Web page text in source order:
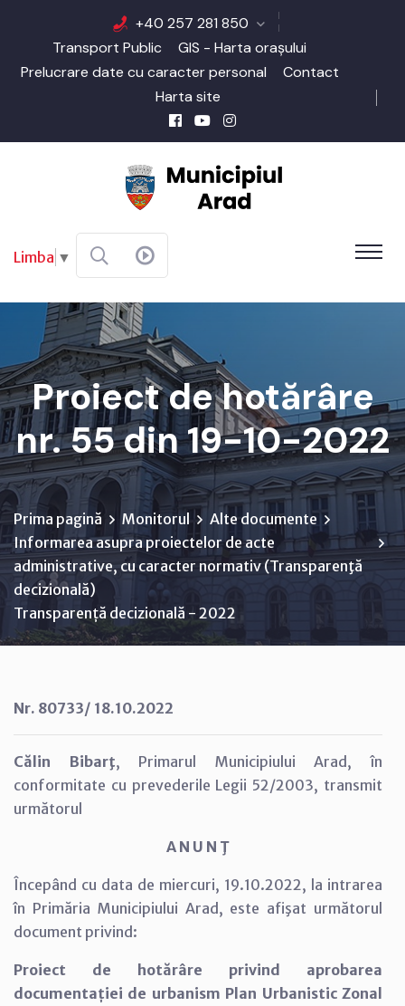
+40 257 281 850
Transport Public
GIS - Harta orașului
Prelucrare date cu caracter personal
Contact
Harta site
Limba ▼
Proiect de hotărâre
nr. 55 din 19-10-2022
Prima pagină Monitorul
Alte documente
Informarea asupra proiectelor de acte
administrative, cu caracter normativ (Transparenţă
decizională)
Transparență decizională - 2022
Nr. 80733/ 18.10.2022
Călin Bibarţ, Primarul Municipiului Arad, în
conformitate cu prevederile Legii 52/2003, transmit
următorul
A N U N Ţ
Începând cu data de miercuri, 19.10.2022, la intrarea
în Primăria Municipiului Arad, este afişat următorul
document privind:
Proiect de hotărâre privind aprobarea
documentației de urbanism Plan Urbanistic Zonal